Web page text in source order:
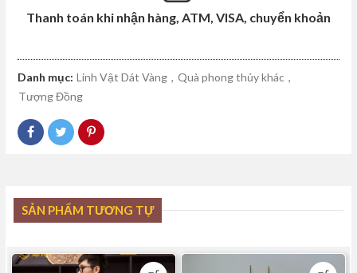
Thanh toán khi nhận hàng, ATM, VISA, chuyển khoản
Danh mục: Linh Vật Dát Vàng , Quà phong thủy khác ,
Tượng Đồng
SẢN PHẨM TƯƠNG TỰ